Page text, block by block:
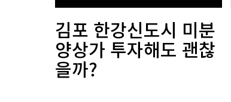
김포 한강신도시 미분
양상가 투자해도 괜찮
을까?